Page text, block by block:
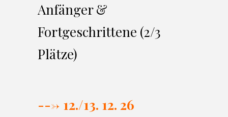
Anfänger &
Fortgeschrittene (2/3
Plätze)
---> 12./13. 12. 26